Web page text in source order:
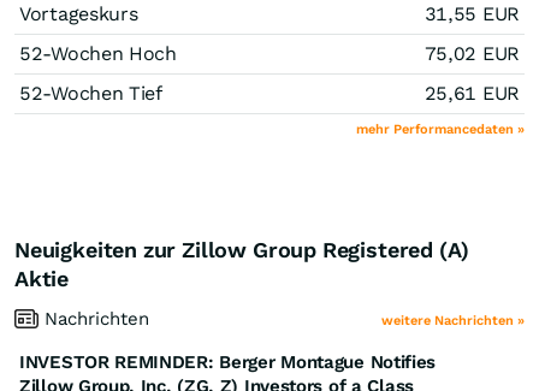
Vortageskurs
31,55 EUR
52-Wochen Hoch
75,02 EUR
52-Wochen Tief
25,61 EUR
mehr Performancedaten »
Neuigkeiten zur Zillow Group Registered (A)
Aktie
Nachrichten weitere Nachrichten »
INVESTOR REMINDER: Berger Montague Notifies
Zillow Group, Inc. (ZG, Z) Investors of a Class